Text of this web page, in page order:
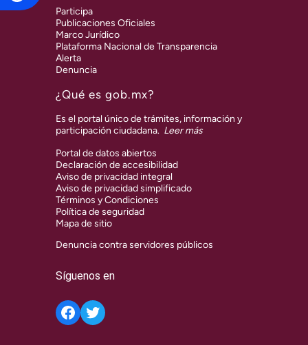
Participa
Publicaciones Oficiales
Marco Jurídico
Plataforma Nacional de Transparencia
Alerta
Denuncia
¿Qué es gob.mx?
Es el portal único de trámites, información y
participación ciudadana. Leer más
Portal de datos abiertos
Declaración de accesibilidad
Aviso de privacidad integral
Aviso de privacidad simplificado
Términos y Condiciones
Política de seguridad
Mapa de sitio
Denuncia contra servidores públicos
Síguenos en
Twitter